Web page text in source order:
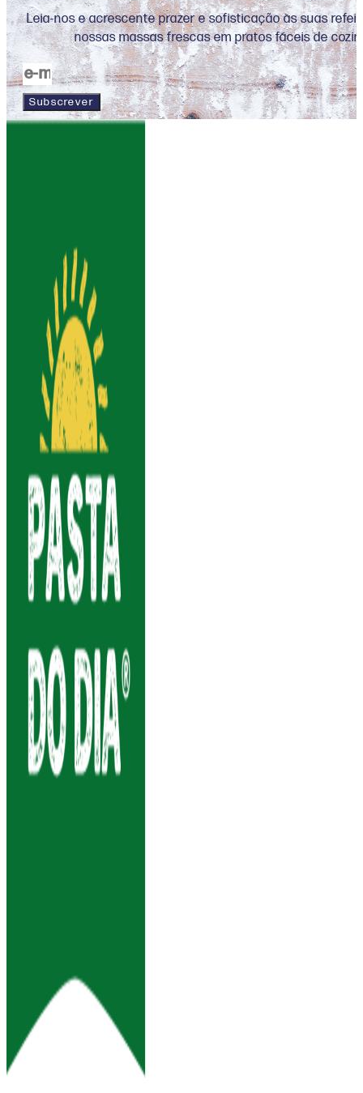
Leia-nos e acrescente prazer e sofisticação às suas
nossas massas frescas em pratos fáceis de
Subscrever